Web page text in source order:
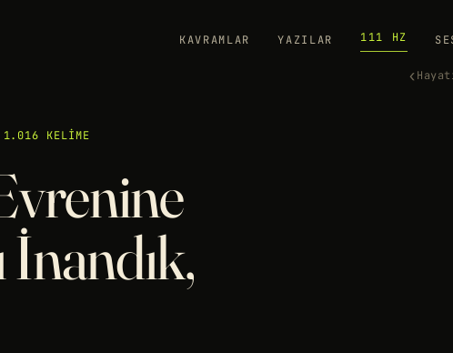
KAVRAMLAR YAZILAR 111 HZ
‹
1.016 KELIME